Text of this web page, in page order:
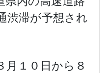
渋滞が予想され
月１０日から８